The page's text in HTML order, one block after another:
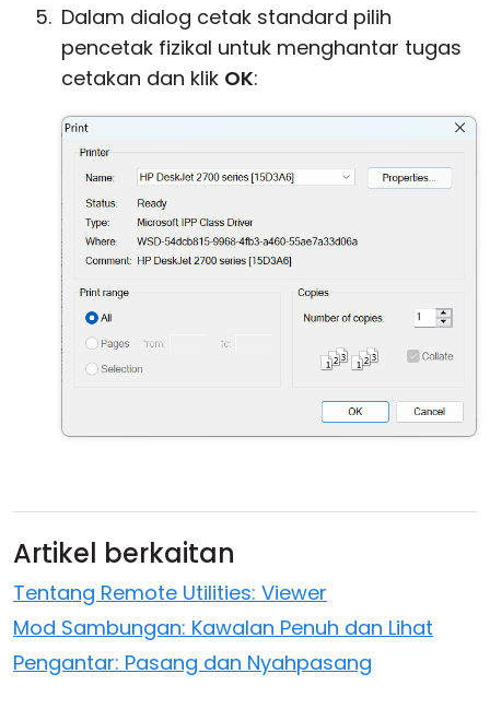
Dalam dialog cetak standard pilih
pencetak fizikal untuk menghantar tugas
cetakan dan klik OK:
Artikel berkaitan
Tentang Remote Utilities: Viewer
Mod Sambungan: Kawalan Penuh dan Lihat
Pengantar: Pasang dan Nyahpasang